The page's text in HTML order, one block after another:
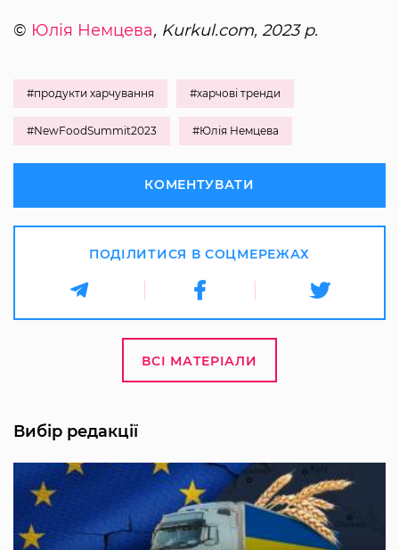
© Юлія Немцева, Kurkul.com, 2023 р.
#продукти харчування #харчові тренди
#NewFoodSummit2023 #Юлія Немцева
КОМЕНТУВАТИ
ПОДІЛИТИСЯ В СОЦМЕРЕЖАХ
ВСІ МАТЕРІАЛИ
Вибір редакції